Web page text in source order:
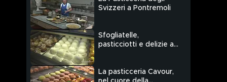
Svizzeri a Pontremoli
Sfogliatelle,
pasticciotti e delizie al
La pasticceria Cavour,